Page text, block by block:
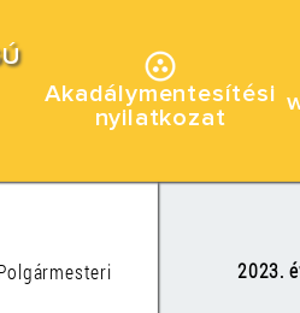
Akadálymentesítési
nyilatkozat
2023.